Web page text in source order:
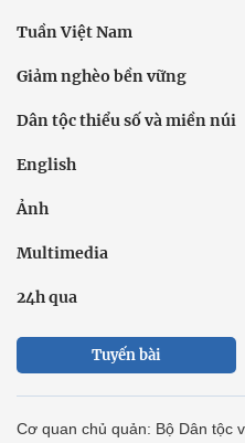
Tuần Việt Nam
Giảm nghèo bền vững
Dân tộc thiểu số và miền núi
English
Ảnh
Multimedia
24h qua
Tuyến bài
Cơ quan chủ quản: Bộ Dân tộc